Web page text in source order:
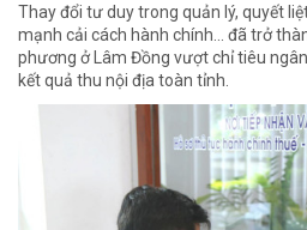
Thay đổi tư duy trong quản lý, quyết
mạnh cải cách hành chính... đã trở
phương ở Lâm Đồng vượt chỉ tiêu
kết quả thu nội địa toàn tỉnh.